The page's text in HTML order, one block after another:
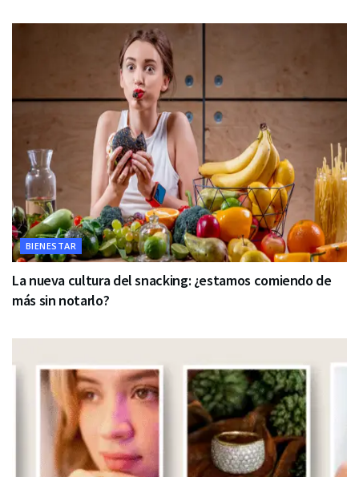
BIENESTAR
La nueva cultura del snacking: ¿estamos comiendo de
más sin notarlo?